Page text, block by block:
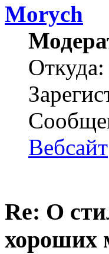
Morych
Вебсайт
Re: О
хороших